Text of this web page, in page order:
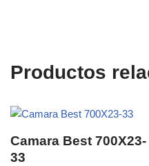
Productos
Camara Best 700X23-
33